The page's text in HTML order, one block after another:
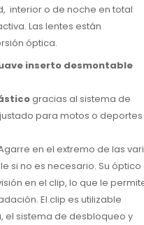
interior o de noche en total
Las lentes están
óptica.
inserto desmontable
gracias al sistema de
para motos o deportes
en el extremo de las
si no es necesario. Su óptico
en el clip, lo que le
El clip es utilizable
el sistema de desbloqueo y